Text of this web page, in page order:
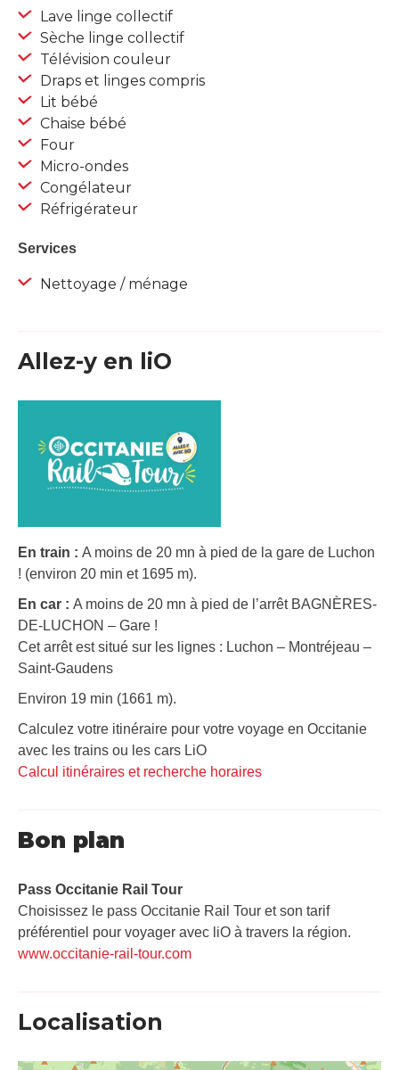
Lave linge collectif
Sèche linge collectif
Télévision couleur
Draps et linges compris
Lit bébé
Chaise bébé
Four
Micro-ondes
Congélateur
Réfrigérateur
Services
Nettoyage / ménage
Allez-y en liO
En train : A moins de 20 mn à pied de la gare de Luchon
! (environ 20 min et 1695 m).
En car : A moins de 20 mn à pied de l’arrêt BAGNÈRES-
DE-LUCHON – Gare !
Cet arrêt est situé sur les lignes : Luchon – Montréjeau –
Saint-Gaudens
Environ 19 min (1661 m).
Calculez votre itinéraire pour votre voyage en Occitanie
avec les trains ou les cars LiO
Calcul itinéraires et recherche horaires
Bon plan
Pass Occitanie Rail Tour​
Choisissez le pass Occitanie Rail Tour et son tarif
préférentiel pour voyager avec liO à travers la région.
www.occitanie-rail-tour.com
Localisation